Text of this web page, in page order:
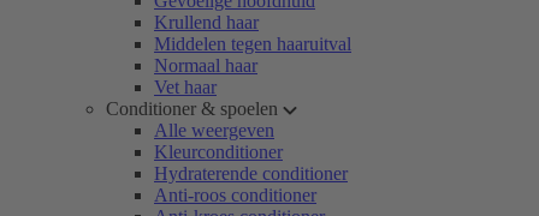
Krullend haar
Middelen tegen haaruitval
Normaal haar
Vet haar
Conditioner & spoelen
Alle weergeven
Kleurconditioner
Hydraterende conditioner
Anti-roos conditioner